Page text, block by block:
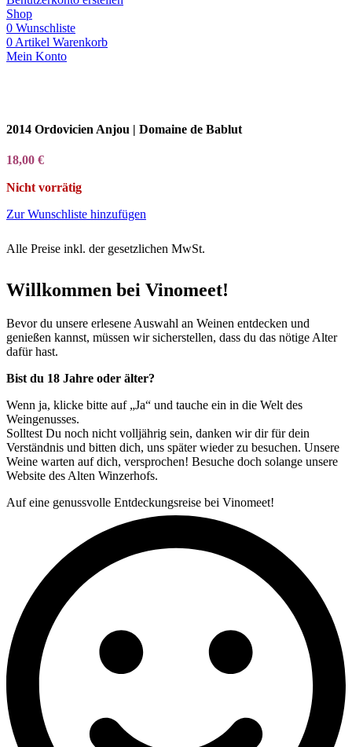
Shop
0 Wunschliste
0 Artikel Warenkorb
Mein Konto
2014 Ordovicien Anjou | Domaine de Bablut
18,00 €
Nicht vorrätig
Zur Wunschliste hinzufügen
Alle Preise inkl. der gesetzlichen MwSt.
Willkommen bei Vinomeet!
Bevor du unsere erlesene Auswahl an Weinen entdecken und
genießen kannst, müssen wir sicherstellen, dass du das nötige Alter
dafür hast.
Bist du 18 Jahre oder älter?
Wenn ja, klicke bitte auf „Ja“ und tauche ein in die Welt des
Weingenusses.
Solltest Du noch nicht volljährig sein, danken wir dir für dein
Verständnis und bitten dich, uns später wieder zu besuchen. Unsere
Weine warten auf dich, versprochen! Besuche doch solange unsere
Website des Alten Winzerhofs.
Auf eine genussvolle Entdeckungsreise bei Vinomeet!